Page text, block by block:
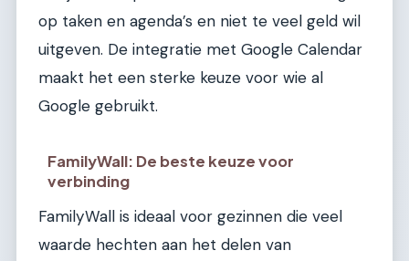
op taken en agenda’s en niet te veel geld wil
uitgeven. De integratie met Google Calendar
maakt het een sterke keuze voor wie al
Google gebruikt.
FamilyWall: De beste keuze voor
verbinding
FamilyWall is ideaal voor gezinnen die veel
waarde hechten aan het delen van